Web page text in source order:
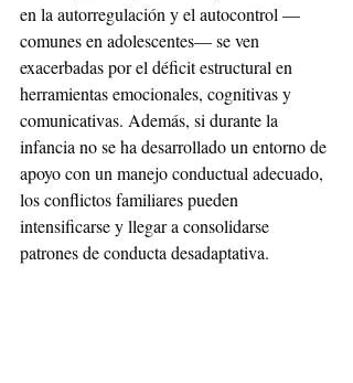
en la autorregulación y el autocontrol —
comunes en adolescentes— se ven
exacerbadas por el déficit estructural en
herramientas emocionales, cognitivas y
comunicativas. Además, si durante la
infancia no se ha desarrollado un entorno de
apoyo con un manejo conductual adecuado,
los conflictos familiares pueden
intensificarse y llegar a consolidarse
patrones de conducta desadaptativa.